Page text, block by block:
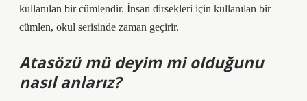
kullanılan bir cümlendir. İnsan dirsekleri için kullanılan bir
cümlen, okul serisinde zaman geçirir.
Atasözü mü deyim mi olduğunu
nasıl anlarız?